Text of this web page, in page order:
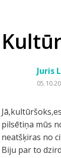
Juris
pilsētiņa mūs
neatšķiras no
Biju par to